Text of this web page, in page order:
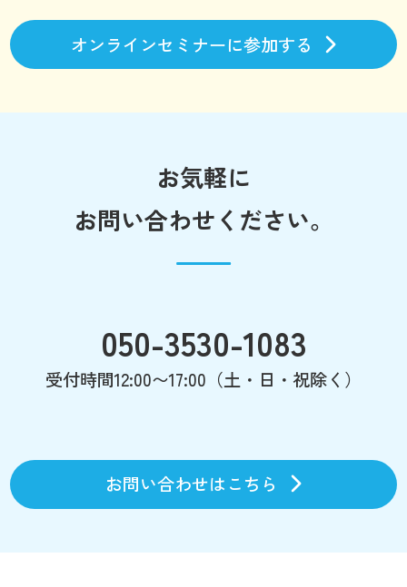
オンラインセミナーに参加する
お気軽に
お問い合わせください。
050-3530-1083
受付時間12:00〜17:00（土・日・祝除く）
お問い合わせはこちら